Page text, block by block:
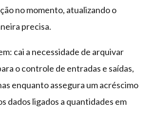
no momento, atualizando o
precisa.
cai a necessidade de arquivar
o controle de entradas e saídas,
enquanto assegura um acréscimo
dados ligados a quantidades em